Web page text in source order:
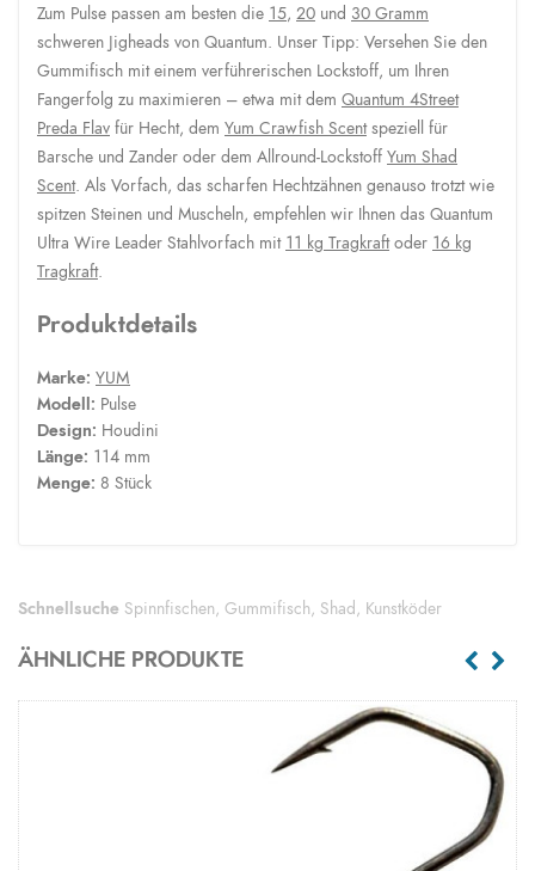
Zum Pulse passen am besten die 15, 20 und 30 Gramm
schweren Jigheads von Quantum. Unser Tipp: Versehen Sie den
Gummifisch mit einem verführerischen Lockstoff, um Ihren
Fangerfolg zu maximieren – etwa mit dem Quantum 4Street
Preda Flav für Hecht, dem Yum Crawfish Scentspeziell für
Barsche und Zander oder dem Allround-Lockstoff Yum Shad
Scent. Als Vorfach, das scharfen Hechtzähnen genauso trotzt wie
spitzen Steinen und Muscheln, empfehlen wir Ihnen das Quantum
Ultra Wire Leader Stahlvorfach mit 11 kg Tragkraftoder 16 kg
Tragkraft.
Produktdetails
Marke: YUM
Modell: Pulse
Design: Houdini
Länge: 114 mm
Menge: 8 Stück
Schnellsuche Spinnfischen Gummifisch Shad Kunstköder
ÄHNLICHE PRODUKTE